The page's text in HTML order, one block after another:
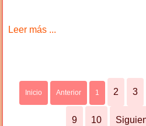
Leer más ...
Inicio Anterior 1 2 3
9 10